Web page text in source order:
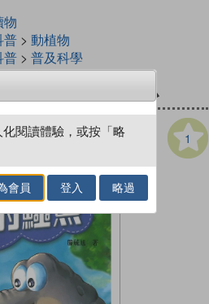
物
普> 動植物
普> 普及科學
──哭泣的鱷魚
1
閱讀體驗，或按「略
會員 登入 略過